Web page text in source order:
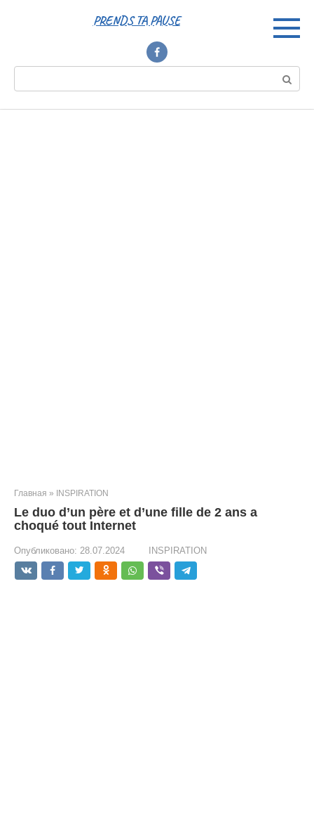
PRENDS TA PAUSE
Главная » INSPIRATION
Le duo d’un père et d’une fille de 2 ans a
choqué tout Internet
Опубликовано: 28.07.2024 INSPIRATION